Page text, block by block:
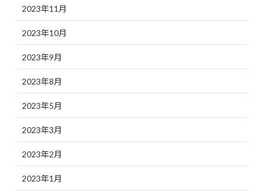
2023年11月
2023年10月
2023年9月
2023年8月
2023年5月
2023年3月
2023年2月
2023年1月